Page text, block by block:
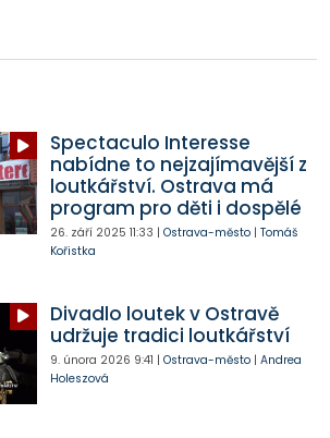
Spectaculo Interesse
nabídne to nejzajímavější z
loutkářství. Ostrava má
program pro děti i dospělé
26. září 2025 11:33 | Ostrava-město| Tomáš
Kořistka
Divadlo loutek v Ostravě
udržuje tradici loutkářství
9. února 2026 9:41 | Ostrava-město| Andrea
Holeszová